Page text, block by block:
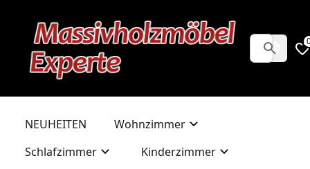
NEUHEITEN
Wohnzimmer
Schlafzimmer
Kinderzimmer